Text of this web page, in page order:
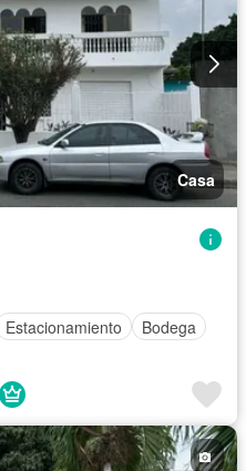
Casa
Estacionamiento
Bodega